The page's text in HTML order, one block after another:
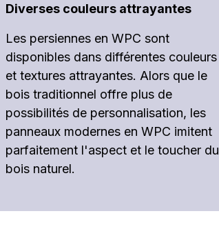
Diverses couleurs attrayantes
Les persiennes en WPC sont
disponibles dans différentes couleurs
et textures attrayantes. Alors que le
bois traditionnel offre plus de
possibilités de personnalisation, les
panneaux modernes en WPC imitent
parfaitement l'aspect et le toucher du
bois naturel.